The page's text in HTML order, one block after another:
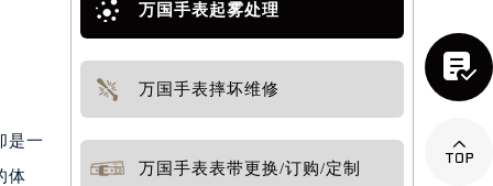
是一
体
万国手表起雾处理
万国手表摔坏维修
万国手表表带更换/订购/定制

